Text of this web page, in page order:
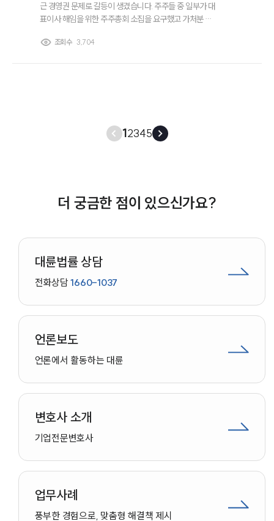
만화로 보는 사례
근 경영권 문제로 갈등이 생겼습니다. 주주들 중 일부가 대
표이사 해임을 위한 주주총회 소집을 요구했고 가처분 신
회사 규모는 크지 않지만 지분 구조가 복잡하고 서로 주장
조회수 3,704
12345
더 궁금한 점이 있으신가요?
대륜법률 상담
전화상담1660-1037
언론보도
언론에서 활동하는 대륜
변호사 소개
기업전문변호사
업무사례
풍부한 경험으로, 맞춤형 해결책 제시